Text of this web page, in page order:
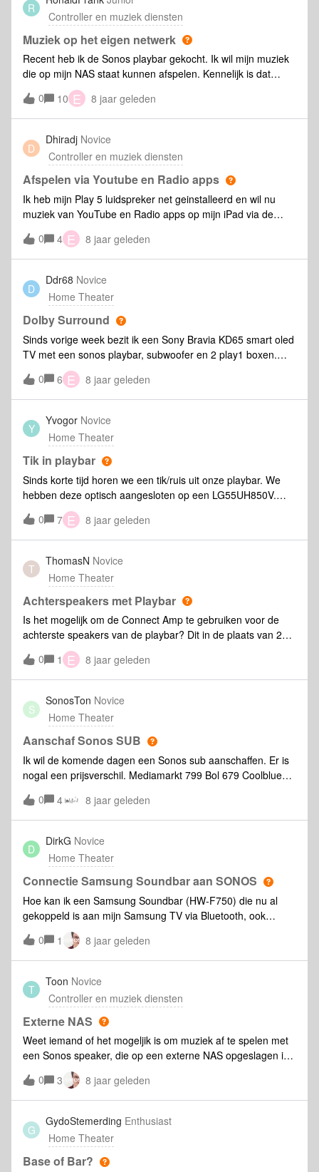
en de melding krijgt dat het systeem nie
R
Controller en muziek diensten
Muziek op het eigen netwerk
Recent heb ik de Sonos playbar gekocht. Ik wil mijn muziek
die op mijn NAS staat kunnen afspelen. Kennelijk is dat
alleen maar mogelijk als alle muziek in het geheugen wordt
ingelezen. Ik heb veel meer muziek in de share dan het
geheugen van dit apparaat aankan. Wellicht snap ik het niet
maar is het niet mogelijk gewoon een share toe te voegen
zonder dat dit ding alles in zijn geheugen gaat laden?
0 10 E 8 jaar geleden
D
Dhiradj Novice
Controller en muziek diensten
Afspelen via Youtube en Radio apps
Ik heb mijn Play 5 luidspreker net geinstalleerd en wil nu
muziek van YouTube en Radio apps op mijn iPad via de
luidspreker beluisteren. Wat moet ik nu doen om dit voor
elkaar te krijgen?
0 4 E 8 jaar geleden
D
Ddr68 Novice
Home Theater
Dolby Surround
Sinds vorige week bezit ik een Sony Bravia KD65 smart oled
TV met een sonos playbar, subwoofer en 2 play1 boxen.
Installatie geen enkel probleem en een fantastische
surround geluidservaring. Vandaag echter ontvangt de
sonos installatie om de een of andere reden enkel nog een
stereo signaal, gevolg geen surround systeem meer.
Digicoder (telenet) nagekeken en de instelling staat op
dolby. Ook aan de instellingen van de TV is niks veranderd.
Netflix, Apple TV ... ook geen dolby 5:1 signaal meer. Sonos
via smartphone en apple music geven nog wel een 5:1
signaal. Ondertussen heb ik de diagnostische test
doorgestuurd onder het nummer 8339776. Kan er iemand
helpen?
0 6 E 8 jaar geleden
Y
Yvogor Novice
Home Theater
Tik in playbar
Sinds korte tijd horen we een tik/ruis uit onze playbar. We
hebben deze optisch aangesloten op een LG55UH850V.
Waar kan dit aan liggen?
0 7 E 8 jaar geleden
T
ThomasN Novice
Home Theater
Achterspeakers met Playbar
Is het mogelijk om de Connect Amp te gebruiken voor de
achterste speakers van de playbar? Dit in de plaats van 2
0 1 E 8 jaar geleden
S
SonosTon Novice
Home Theater
Aanschaf Sonos SUB
Ik wil de komende dagen een Sonos sub aanschaffen. Er is
nogal een prijsverschil. Mediamarkt 799 Bol 679 Coolblue
ander. Ik ben namelijk bang dat ik straks met een oudere
type of een refurbish model thuis kom. Heb namelijk gezien
dat bij het zwarte model het totaal zwart is en ook met een
zilveren kader waar de speakers zitten. Hoeveel modellen
zijn er uitgebracht eigenlijk en waar op te letten.
0 4 8 jaar geleden
D
DirkG Novice
Home Theater
Connectie Samsung Soundbar aan SONOS
Hoe kan ik een Samsung Soundbar (HW-F750) die nu al
gekoppeld is aan mijn Samsung TV via Bluetooth, ook
koppelen aan SONOS Play:1 toestellen zodat ik een home
cinema effect (mogelijk 5.1) in de woonkamer kan krijgen als
ik naar TV zit te kijken ?
0 1 8 jaar geleden
T
Toon Novice
Controller en muziek diensten
Externe NAS
Weet iemand of het mogeljik is om muziek af te spelen met
een Sonos speaker, die op een externe NAS opgeslagen is,
dus een NAS buiten bij eigen netwerk? Het maken van een
nieuwe Share als Muziekbibliotheek lukt niet met behulp van
het IP-adres van die NAS.
0 3 8 jaar geleden
G
GydoStemerding Enthusiast
Home Theater
Base of Bar?